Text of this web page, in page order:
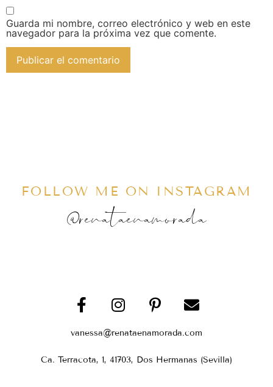
Guarda mi nombre, correo electrónico y web en este
navegador para la próxima vez que comente.
FOLLOW ME ON INSTAGRAM
@renataenamorada
vanessa@renataenamorada.com
Ca. Terracota, 1, 41703, Dos Hermanas (Sevilla)